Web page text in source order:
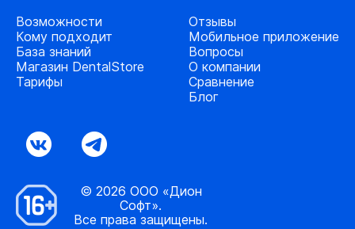
Возможности
Кому подходит
База знаний
Магазин DentalStore
Тарифы
Отзывы
Мобильное приложение
Вопросы
О компании
Сравнение
Блог
© 2026 ООО «Дион
Софт».
Все права защищены.